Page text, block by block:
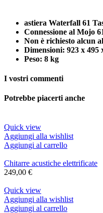
astiera Waterfall 61
Connessione al Mojo
Non è richiesto alcun
Dimensioni: 923 x 495
Peso: 8 kg
I vostri commenti
Potrebbe piacerti anche
Quick view
Aggiungi alla wishlist
Aggiungi al carrello
Chitarre acustiche elettrificate
249,00 €
Quick view
Aggiungi alla wishlist
Aggiungi al carrello